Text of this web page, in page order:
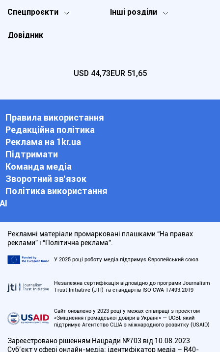
Спецпроєкти Інші розділи
Довідник
USD 44,73EUR 51,65
Правила використання
Редакційна політика
Реклама на 1kr.ua
Підтримати
Команда медіа
Зворотний зв'язок
Політика використання
АІ
Рекламні матеріали промарковані плашками “На правах
реклами” і “Політична реклама”.
У 2025 році роботу медіа підтримує Європейський союз
Незалежна сертифікація відповідно до програми Journalism
Trust Initiative (JTI) та стандартів ISO CWA 17493:2019
Сайт оновлено у 2023 році у межах співпраці з проєктом
«Зміцнення громадської довіри в Україні» — UCBI, який
підтримує Агентство США з міжнародного розвитку (USAID)
Зареєстровано рішенням Нацради №703 від 10.08.2023
Cуб’єкт у сфері онлайн-медіа; ідентифікатор медіа – R40-